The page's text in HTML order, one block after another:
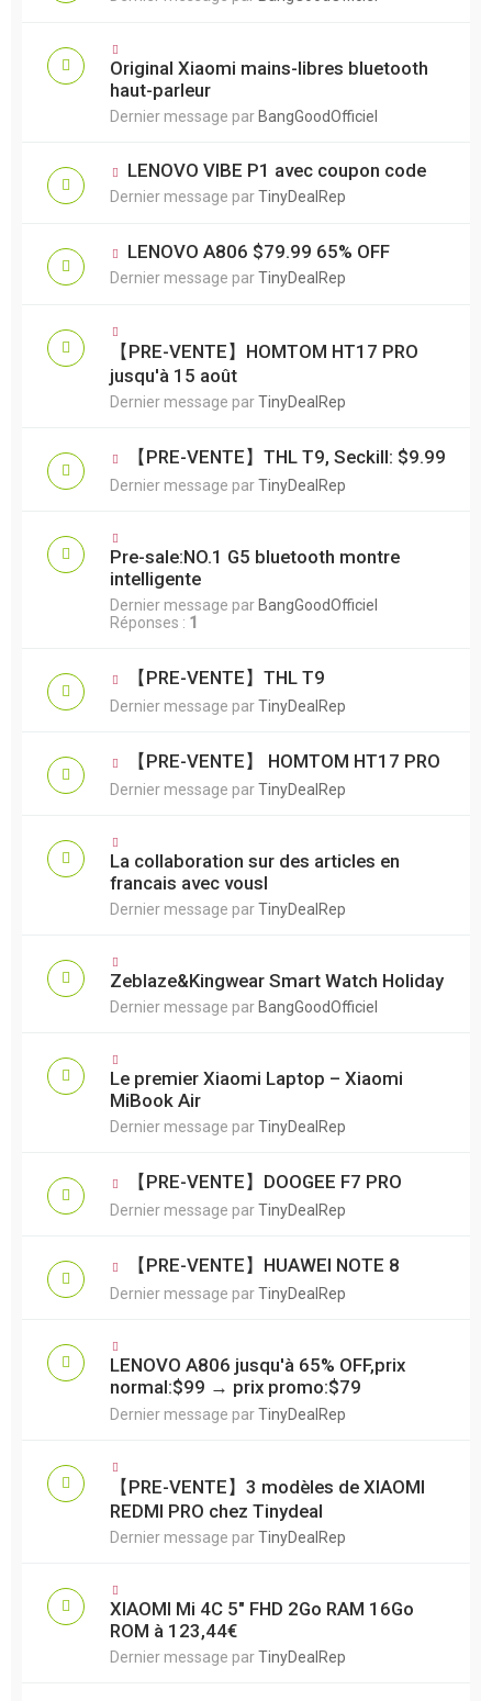
Original Xiaomi mains-libres bluetooth
haut-parleur
Dernier message par BangGoodOfficiel
LENOVO VIBE P1 avec coupon code
Dernier message parTinyDealRep
LENOVO A806 $79.99 65% OFF
Dernier message parTinyDealRep
【PRE-VENTE】HOMTOM HT17 PRO
jusqu'à 15 août
Dernier message parTinyDealRep
【PRE-VENTE】THL T9, Seckill: $9.99
Dernier message parTinyDealRep
Pre-sale:NO.1 G5 bluetooth montre
intelligente
Dernier message par BangGoodOfficiel
Réponses : 1
【PRE-VENTE】THL T9
Dernier message parTinyDealRep
【PRE-VENTE】 HOMTOM HT17 PRO
Dernier message parTinyDealRep
La collaboration sur des articles en
francais avec vousl
Dernier message parTinyDealRep
Zeblaze&Kingwear Smart Watch Holiday
Dernier message par BangGoodOfficiel
Le premier Xiaomi Laptop – Xiaomi
MiBook Air
Dernier message parTinyDealRep
【PRE-VENTE】DOOGEE F7 PRO
Dernier message parTinyDealRep
【PRE-VENTE】HUAWEI NOTE 8
Dernier message parTinyDealRep
LENOVO A806 jusqu'à 65% OFF,prix
normal:$99 → prix promo:$79
Dernier message parTinyDealRep
【PRE-VENTE】3 modèles de XIAOMI
REDMI PRO chez Tinydeal
Dernier message parTinyDealRep
XIAOMI Mi 4C 5" FHD 2Go RAM 16Go
ROM à 123,44€
Dernier message parTinyDealRep